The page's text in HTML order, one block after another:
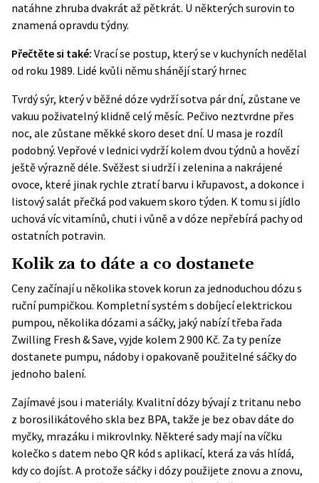
natáhne zhruba dvakrát až pětkrát. U některých surovin to
znamená opravdu týdny.
Přečtěte si také: Vrací se postup, který se v kuchyních nedělal
od roku 1989. Lidé kvůli němu shánějí starý hrnec
Tvrdý sýr, který v běžné dóze vydrží sotva pár dní, zůstane ve
vakuu poživatelný klidně celý měsíc. Pečivo neztvrdne přes
noc, ale zůstane měkké skoro deset dní. U masa je rozdíl
podobný. Vepřové v lednici vydrží kolem dvou týdnů a hovězí
ještě výrazně déle. Svěžest si udrží i zelenina a nakrájené
ovoce, které jinak rychle ztratí barvu i křupavost, a dokonce i
listový salát přečká pod vakuem skoro týden. K tomu si jídlo
uchová víc vitamínů, chuti i vůně a v dóze nepřebírá pachy od
ostatních potravin.
Kolik za to dáte a co dostanete
Ceny začínají u několika stovek korun za jednoduchou dózu s
ruční pumpičkou. Kompletní systém s dobíjecí elektrickou
pumpou, několika dózami a sáčky, jaký nabízí třeba řada
Zwilling Fresh & Save, vyjde kolem 2 900 Kč. Za ty peníze
dostanete pumpu, nádoby i opakovaně použitelné sáčky do
jednoho balení.
Zajímavé jsou i materiály. Kvalitní dózy bývají z tritanu nebo
z borosilikátového skla bez BPA, takže je bez obav dáte do
myčky, mrazáku i mikrovlnky. Některé sady mají na víčku
kolečko s datem nebo QR kód s aplikací, která za vás hlídá,
kdy co dojíst. A protože sáčky i dózy použijete znovu a znovu,